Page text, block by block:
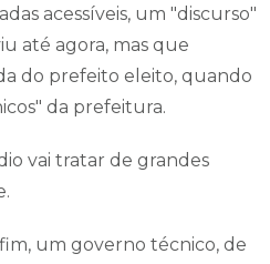
acessíveis, um "discurso"
até agora, mas que
do prefeito eleito, quando
da prefeitura.
vai tratar de grandes
um governo técnico, de